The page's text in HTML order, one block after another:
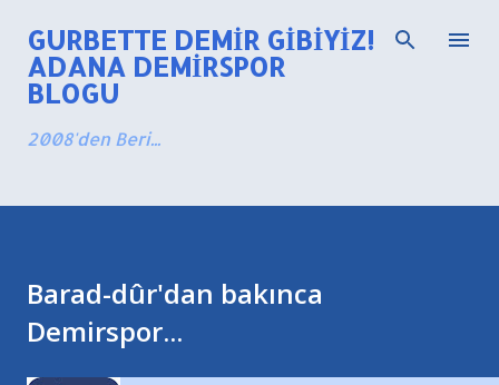
Ana içeriğe atla
GURBETTE DEMIR GIBIYIZ!
ADANA DEMIRSPOR
BLOGU
2008'den Beri...
Barad-dûr'dan bakınca
Demirspor...